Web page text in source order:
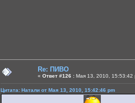
Re: ПИВО
« Ответ #126 : Мая 13, 2010, 15:53:42
Цитата: Натали от Мая 13, 2010, 15:42:46 pm